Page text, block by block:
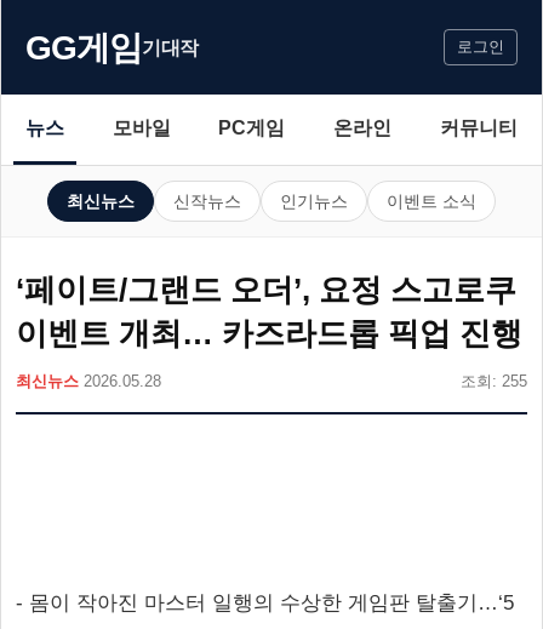
GG게임기대작 로그인
뉴스 모바일 PC게임 온라인 커뮤니티
최신뉴스 신작뉴스 인기뉴스 이벤트 소식
‘페이트/그랜드 오더’, 요정 스고로쿠
이벤트 개최… 카즈라드롭 픽업 진행
최신뉴스 2026.05.28 조회: 255
- 몸이 작아진 마스터 일행의 수상한 게임판 탈출기…‘5